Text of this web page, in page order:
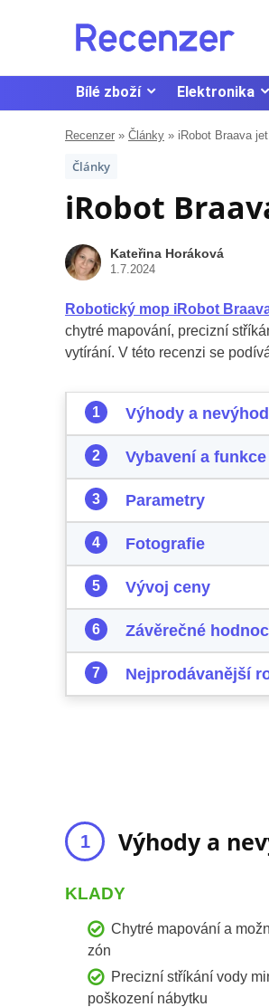
Bílé zboží Elektronika
Recenzer » Články » iRobot Braava
Články
iRobot
Kateřina Horáková
1.7.2024
Robotický mop iRobot
chytré mapování, precizní
vytírání. V této recenzi se
Výhody a
Vybavení a funkce
Parametry
Fotografie
Vývoj ceny
Závěrečné
Nejprodávanější
Výhody a
KLADY
Chytré mapování a
zón
Precizní stříkání vody
poškození nábytku